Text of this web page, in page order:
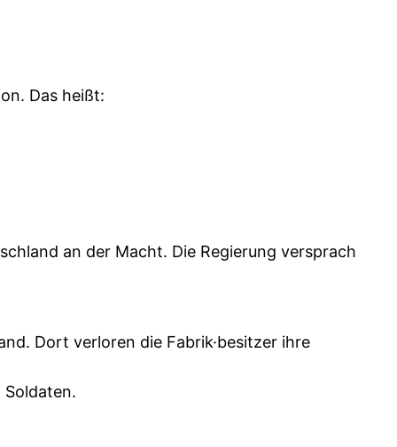
Das heißt:
an der Macht. Die Regierung versprach
Dort verloren die Fabrik·besitzer ihre
Soldaten.